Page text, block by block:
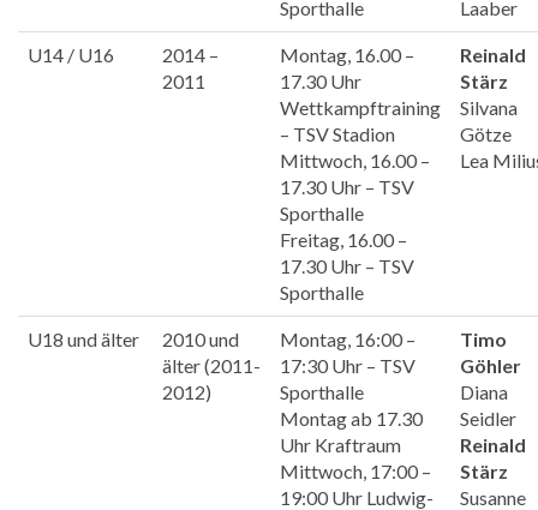
Sporthalle
Laaber
U14 / U16
2014 –
2011
Montag, 16.00 –
17.30 Uhr
Wettkampftraining
– TSV Stadion
Mittwoch, 16.00 –
17.30 Uhr – TSV
Sporthalle
Freitag, 16.00 –
17.30 Uhr – TSV
Sporthalle
Reinald
Stärz
Silvana
Götze
Lea
U18 und älter
2010 und
älter (2011-
2012)
Montag, 16:00 –
17:30 Uhr – TSV
Sporthalle
Montag ab 17.30
Uhr Kraftraum
Mittwoch, 17:00 –
19:00 Uhr Ludwig-
Timo
Göhler
Diana
Seidler
Reinald
Stärz
Susanne